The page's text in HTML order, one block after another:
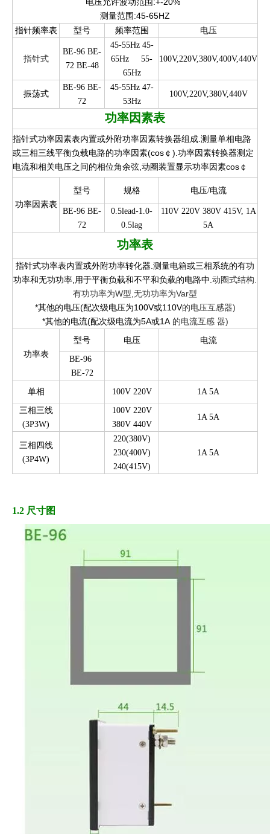
测量范围:45-65HZ
指针频率表 型号 频率范围 电压
指针式
BE-96 BE-
72 BE-48
45-55Hz 45-
65Hz
55-
65Hz
100V,220V,380V,400V,440V
振荡式
BE-96 BE-
72
45-55Hz 47-
53Hz
100V,220V,380V,440V
功率因素表
指针式功率因素表内置或外附功率因素转换器组成.测量单相电路
或三相三线平衡负载电路的功率因素(cos￠).功率因素转换器测定
电流和相关电压之间的相位角余弦,动圈装置显示功率因素cos￠
功率因素表
型号 规格 电压/电流
BE-96 BE-
72
0.5lead-1.0-
0.5lag
110V 220V 380V 415V, 1A
5A
功率表
指针式功率表内置或外附功率转化器.测量电箱或三相系统的有功
功率和无功功率,用于平衡负载和不平和负载的电路中. 动圈式结构.
有功功率为W型,无功功率为Var型
*其他的电压(配次级电压为100V或110V的电压互感器)
*其他的电流(配次级电流为5A或1A 的电流互感 器)
功率表
型号 电压 电流
BE-96
BE-72
单相 100V 220V 1A 5A
三相三线
(3P3W)
100V 220V
380V 440V
1A 5A
三相四线
(3P4W)
220(380V)
230(400V)
240(415V)
1A 5A
1.2 尺寸图